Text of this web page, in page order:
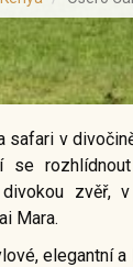
safari v
se
zvěř,
Mara.
elegantní a